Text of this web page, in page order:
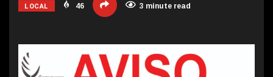
LOCAL 46 3 minute read